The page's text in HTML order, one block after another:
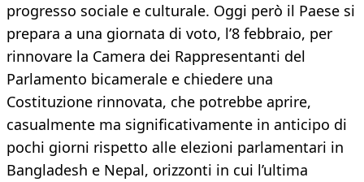
progresso sociale e culturale. Oggi però il Paese si
prepara a una giornata di voto, l’8 febbraio, per
rinnovare la Camera dei Rappresentanti del
Parlamento bicamerale e chiedere una
Costituzione rinnovata, che potrebbe aprire,
casualmente ma significativamente in anticipo di
pochi giorni rispetto alle elezioni parlamentari in
Bangladesh e Nepal, orizzonti in cui l’ultima